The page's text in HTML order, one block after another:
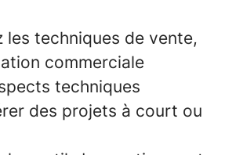
les techniques de vente,
commerciale
techniques
des projets à court ou